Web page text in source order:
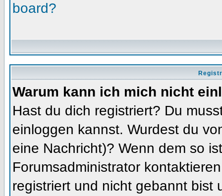
board?
Warum kann ich mich nicht
Hast du dich registriert? Du
einloggen kannst. Wurdest du
eine Nachricht)? Wenn dem so
Forumsadministrator
registriert und nicht gebannt bist